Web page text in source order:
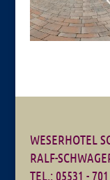
WESERHOTEL
RALF-
TEL.: 05531 -